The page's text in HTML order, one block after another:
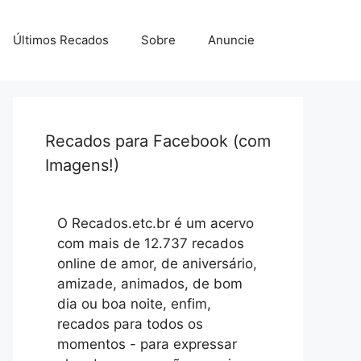
Últimos Recados Sobre Anuncie
Recados para Facebook (com
Imagens!)
O Recados.etc.br é um acervo
com mais de 12.737 recados
online de amor, de aniversário,
amizade, animados, de bom
dia ou boa noite, enfim,
recados para todos os
momentos - para expressar